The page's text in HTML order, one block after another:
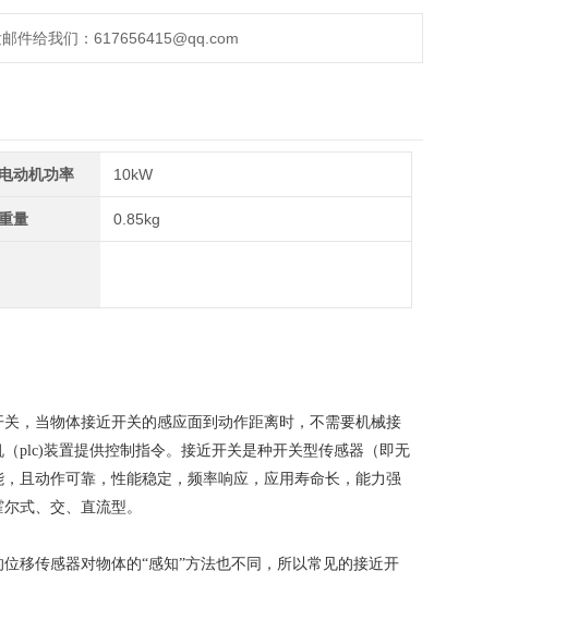
件给我们：617656415@qq.com
电动机功率 10kW
量 0.85kg
，当物体接近开关的感应面到动作距离时，不需要机械接
plc)装置提供控制指令。接近开关是种开关型传感器（即无
且动作可靠，性能稳定，频率响应，应用寿命长，能力强
式、交、直流型。
移传感器对物体的“感知”方法也不同，所以常见的接近开